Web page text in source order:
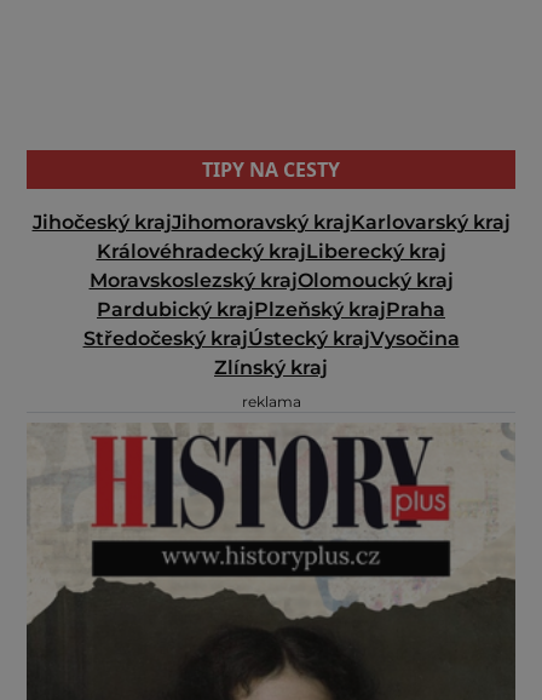
TIPY NA CESTY
Jihočeský krajJihomoravský krajKarlovarský kraj
Královéhradecký krajLiberecký kraj
Moravskoslezský krajOlomoucký kraj
Pardubický krajPlzeňský krajPraha
Středočeský krajÚstecký krajVysočina
Zlínský kraj
reklama